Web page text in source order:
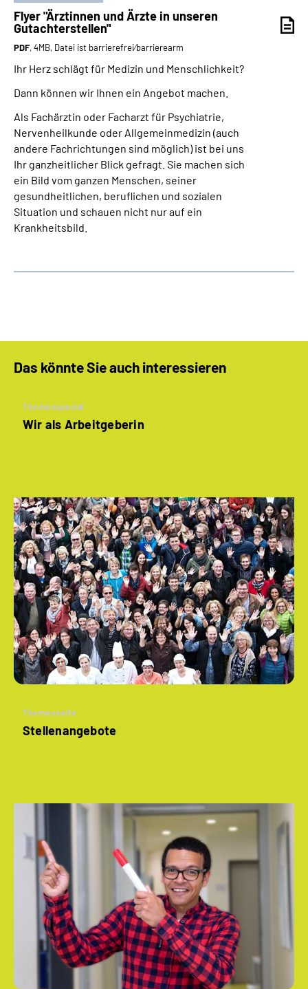
Flyer "Ärztinnen und Ärzte in unseren
Gutachterstellen"
PDF, 4MB, Datei ist barrierefrei⁄barrierearm
Ihr Herz schlägt für Medizin und Menschlichkeit?
Dann können wir Ihnen ein Angebot machen.
Als Fachärztin oder Facharzt für Psychiatrie,
Nervenheilkunde oder Allgemeinmedizin (auch
andere Fachrichtungen sind möglich) ist bei uns
Ihr ganzheitlicher Blick gefragt. Sie machen sich
ein Bild vom ganzen Menschen, seiner
gesundheitlichen, beruflichen und sozialen
Situation und schauen nicht nur auf ein
Krankheitsbild.
Das könnte Sie auch interessieren
Themenspecial
Wir als Arbeitgeberin
Themenseite
Stellenangebote